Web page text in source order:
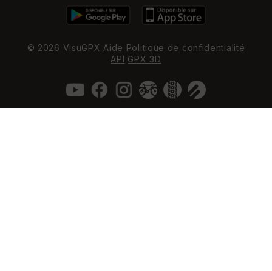
© 2026 VisuGPX Aide Politique de confidentialité
API GPX 3D